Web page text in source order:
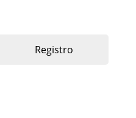
Registro